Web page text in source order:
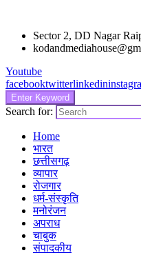
Sector 2, DD Nagar
Youtube
facebooktwitterlinkedin
Enter Keyword
Search for:
Home
भारत
छत्तीसगढ़
व्यापार
रोजगार
धर्म-संस्कृति
मनोरंजन
अपराध
चाबुक
संपादकीय